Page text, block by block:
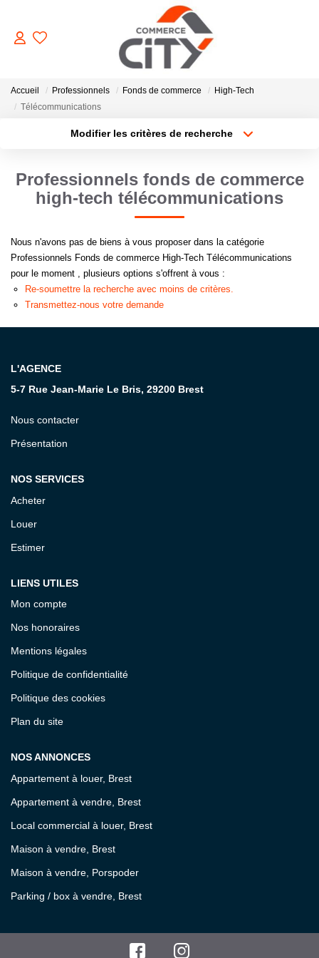
ACHETER
VENDRE
LOUER
ESTIMER
GERER
NOTRE AGENCE
Accueil Professionnels Fonds de commerce
High-Tech
Télécommunications
Modifier les critères de recherche
Sélectionnez...
Type de bien
Créer une alerte
Professionnels fonds de commerce
high-tech télécommunications
Nous n'avons pas de biens à vous proposer dans la catégorie
Professionnels Fonds de commerce High-Tech Télécommunications
pour le moment , plusieurs options s'offrent à vous :
Re-soumettre la recherche avec moins de critères.
Transmettez-nous votre demande
L'AGENCE
5-7 Rue Jean-Marie Le Bris, 29200 Brest
Nous contacter
Présentation
NOS SERVICES
Acheter
Louer
Estimer
LIENS UTILES
Mon compte
Nos honoraires
Mentions légales
Politique de confidentialité
Politique des cookies
Plan du site
NOS ANNONCES
Appartement à louer, Brest
Appartement à vendre, Brest
Local commercial à louer, Brest
Maison à vendre, Brest
Maison à vendre, Porspoder
Parking / box à vendre, Brest